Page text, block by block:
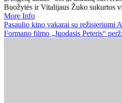
Buožytės ir Vitalijaus Žuko sukurtos
More Info
Pasaulio kino vakarai su režisieriumi
Formano filmo „Juodasis Peteris“